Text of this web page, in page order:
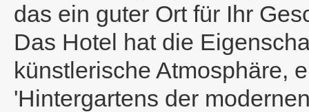
das ein guter Ort für Ihr
Das Hotel hat die
künstlerische Atmosphäre,
'Hintergartens der